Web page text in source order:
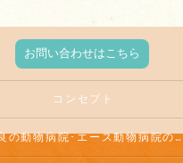
お問い合わせはこちら
コンセプト
奈良の動物病院･エース動物病院の評判